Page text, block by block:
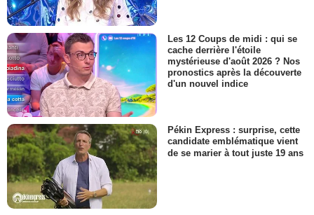
Les 12 Coups de midi : qui se
cache derrière l'étoile
mystérieuse d'août 2026 ? Nos
pronostics après la découverte
d'un nouvel indice
Pékin Express : surprise, cette
candidate emblématique vient
de se marier à tout juste 19 ans